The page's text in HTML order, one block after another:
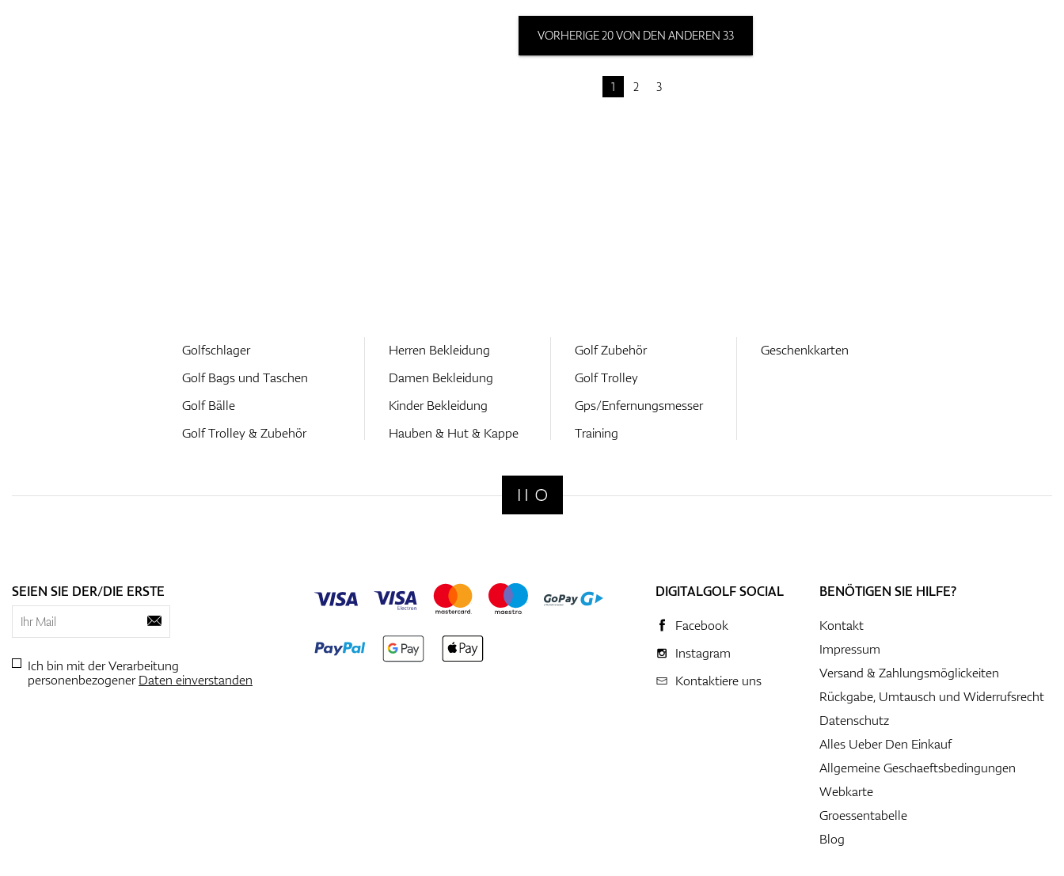
VORHERIGE 20 VON DEN ANDEREN 33
1 2 3
Golfschlager
Golf Bags und Taschen
Golf Bälle
Golf Trolley & Zubehör
Herren Bekleidung
Damen Bekleidung
Kinder Bekleidung
Hauben & Hut & Kappe
Golf Zubehör
Golf Trolley
Gps/Enfernungsmesser
Training
Geschenkkarten
SEIEN SIE DER/DIE ERSTE
Ich bin mit der Verarbeitung
personenbezogenerDaten einverstanden
DIGITALGOLF SOCIAL
Facebook
Instagram
Kontaktiere uns
BENÖTIGEN SIE HILFE?
Kontakt
Impressum
Versand & Zahlungsmöglickeiten
Rückgabe, Umtausch und Widerrufsrecht
Datenschutz
Alles Ueber Den Einkauf
Allgemeine Geschaeftsbedingungen
Webkarte
Groessentabelle
Blog